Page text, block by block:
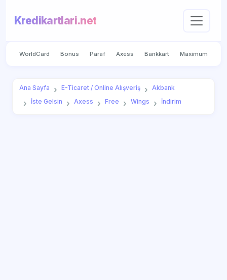
Kredikartlari.net
WorldCard Bonus Paraf Axess Bankkart Maximum
Ana Sayfa E-Ticaret / Online Alışveriş
Akbank
İste Gelsin
Axess Free Wings İndirim